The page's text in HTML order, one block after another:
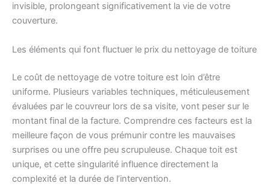
invisible, prolongeant significativement la vie de votre
couverture.
Les éléments qui font fluctuer le prix du nettoyage de toiture
Le coût de nettoyage de votre toiture est loin d’être
uniforme. Plusieurs variables techniques, méticuleusement
évaluées par le couvreur lors de sa visite, vont peser sur le
montant final de la facture. Comprendre ces facteurs est la
meilleure façon de vous prémunir contre les mauvaises
surprises ou une offre peu scrupuleuse. Chaque toit est
unique, et cette singularité influence directement la
complexité et la durée de l’intervention.